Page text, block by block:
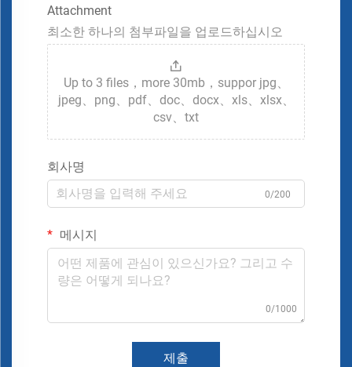
Attachment
최소한 하나의 첨부파일을 업로드하십시오
Up to 3 files，more 30mb，suppor jpg、
jpeg、png、pdf、doc、docx、xls、xlsx、
csv、txt
회사명
0/200
메시지
0/1000
제출